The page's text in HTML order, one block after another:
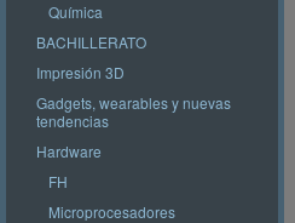
Química
BACHILLERATO
Impresión 3D
Gadgets, wearables y nuevas
tendencias
Hardware
FH
Microprocesadores